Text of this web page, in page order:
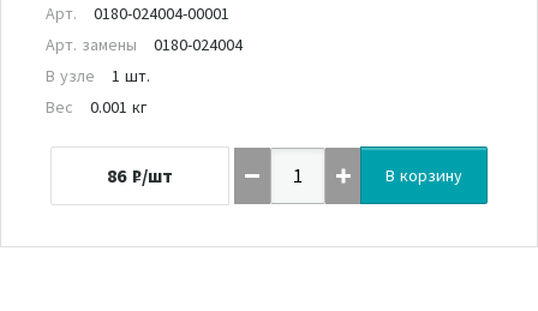
Арт.
0180-024004-00001
Арт. замены
0180-024004
В узле
1 шт.
Вес
0.001 кг
86 ₽/шт В корзину